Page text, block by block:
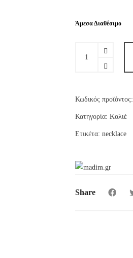
was:
Άμεσα Διαθέσιμο
necklace
Κωδικός προϊόντος:
Κατηγορία: Κολιέ
Ετικέτα: necklace
Share